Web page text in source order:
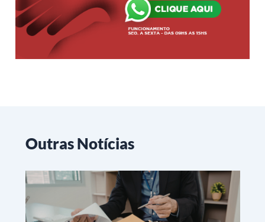
Outras Notícias